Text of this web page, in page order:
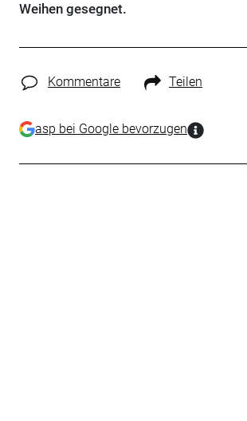
Weihen gesegnet.
Kommentare Teilen
asp bei Google bevorzugen